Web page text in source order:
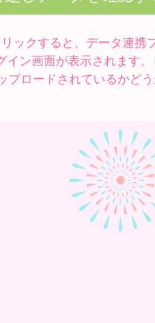
ックすると、データ連携
ン画面が表示されます
プロードされているかど